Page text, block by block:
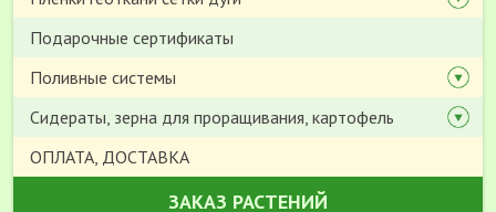
Подарочные сертификаты
Поливные системы
Сидераты, зерна для проращивания, картофель
ОПЛАТА, ДОСТАВКА
ЗАКАЗ РАСТЕНИЙ